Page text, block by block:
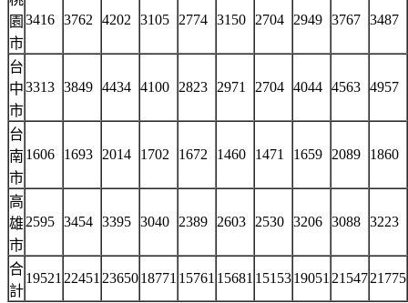
園
市
3416 3762 4202 3105 2774 3150 2704 2949 3767 3487
台
中
市
3313 3849 4434 4100 2823 2971 2704 4044 4563 4957
台
南
市
1606 1693 2014 1702 1672 1460 1471 1659 2089 1860
高
雄
市
2595 3454 3395 3040 2389 2603 2530 3206 3088 3223
合
計
19521 22451 2365018771 15761 15681 1515319051 2154721775